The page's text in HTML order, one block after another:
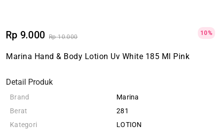
Rp 9.000 Rp 10.000
10%
Marina Hand & Body Lotion Uv White 185 Ml Pink
Detail Produk
Brand
Berat
Kategori
Marina
281
LOTION